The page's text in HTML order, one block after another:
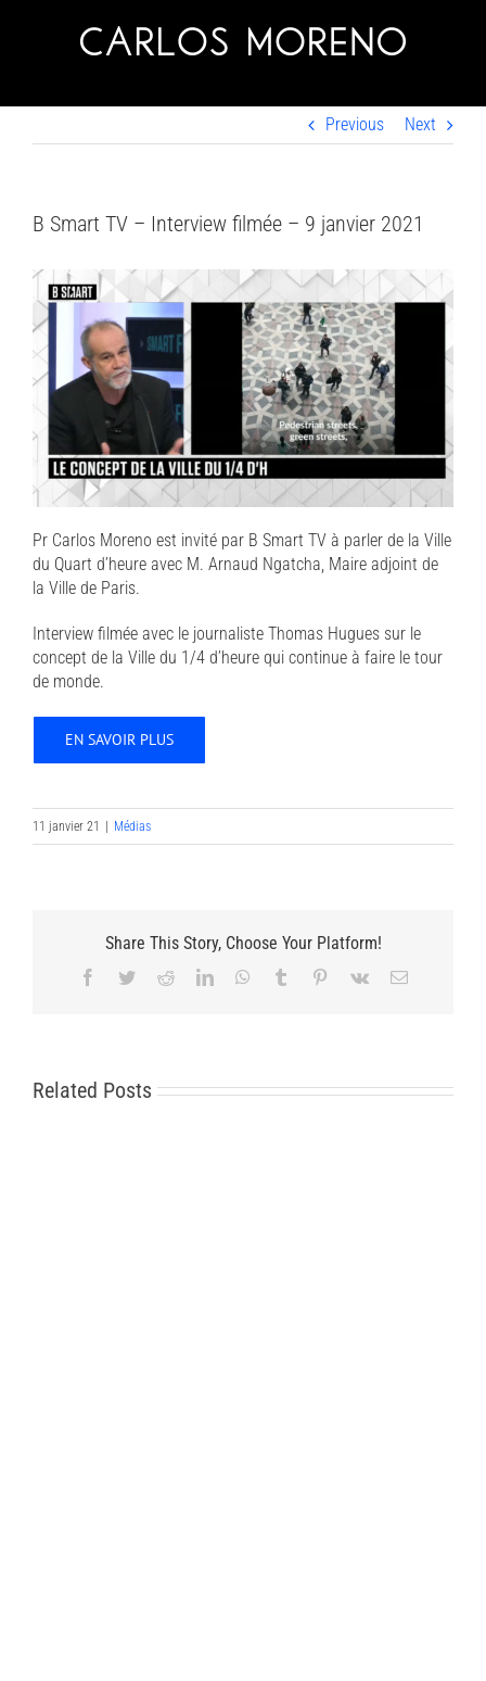
Previous Next
B Smart TV – Interview filmée – 9 janvier 2021
Pr Carlos Moreno est invité par B Smart TV à parler de la Ville
du Quart d’heure avec M. Arnaud Ngatcha, Maire adjoint de
la Ville de Paris.
Interview filmée avec le journaliste Thomas Hugues sur le
concept de la Ville du 1/4 d’heure qui continue à faire le tour
de monde.
EN SAVOIR PLUS
11 janvier 21 | Médias
Share This Story, Choose Your Platform!
Facebook
TwitterRedditLinkedInWhatsApp
Tumblr Pinterest
Vk Email
Related Posts